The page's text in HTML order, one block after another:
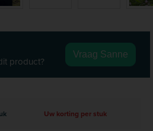
product?
Vraag Sanne
Uw korting per stuk